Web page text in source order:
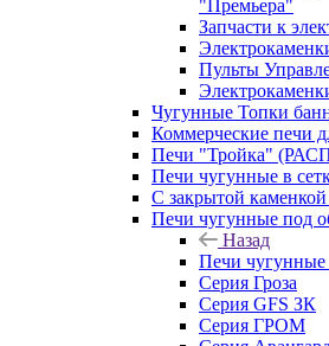
"Премьера"
Запчасти к
Пульты
Чугунные Топки
Коммерческие печи
Печи "Тройка"
Печи чугунные в
С закрытой
Печи чугунные под
Назад
Печи чугунные
Серия Гроза
Серия GFS ЗК
Серия ГРОМ